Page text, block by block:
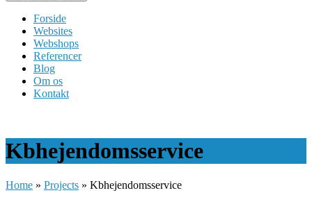
Forside
Websites
Webshops
Referencer
Blog
Om os
Kontakt
Kbhejendomsservice
Home » Projects » Kbhejendomsservice